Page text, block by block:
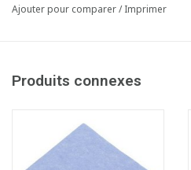
Fiche produit
Ajouter pour comparer/Imprimer
Produits connexes